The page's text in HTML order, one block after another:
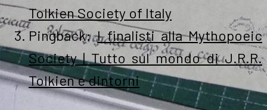
Tolkien Society of Italy
Pingback:I finalisti alla Mythopoeic
Society | Tutto sul mondo di J.R.R.
Tolkien e dintorni